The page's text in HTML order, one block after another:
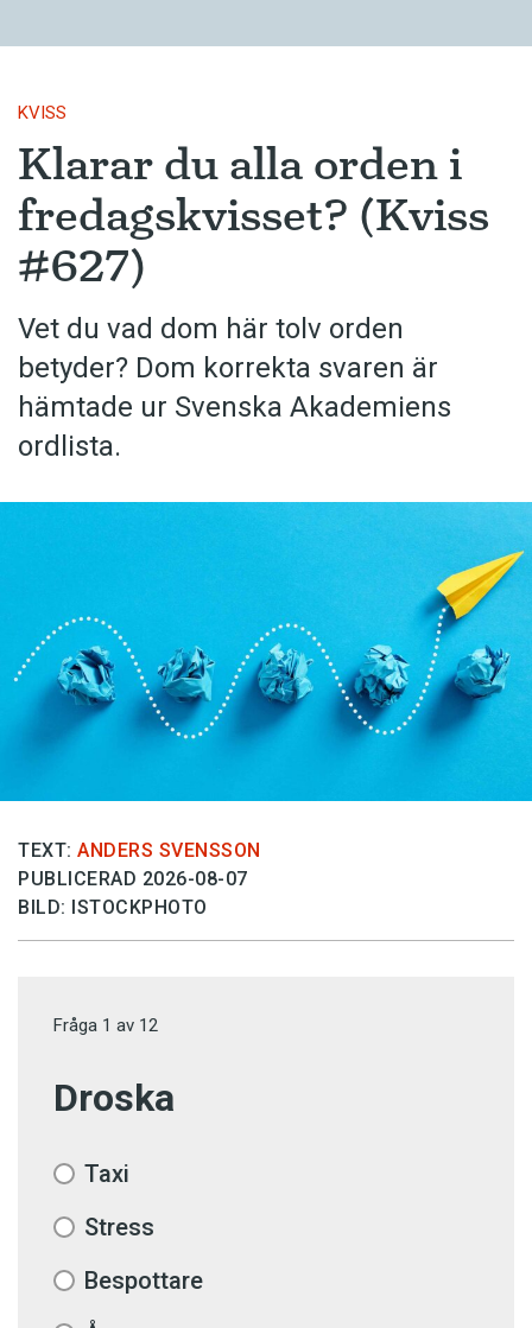
KVISS
Klarar du alla orden i
fredagskvisset? (Kviss
#627)
Vet du vad dom här tolv orden
betyder? Dom korrekta svaren är
hämtade ur Svenska Akademiens
ordlista.
TEXT: ANDERS SVENSSON
PUBLICERAD 2026-08-07
BILD: ISTOCKPHOTO
Fråga 1 av 12
Droska
Taxi
Stress
Bespottare